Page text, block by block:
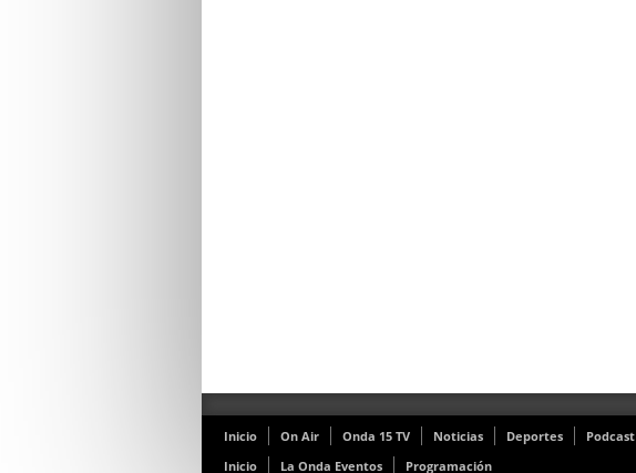
Inicio On Air Onda 15 TV Noticias Deportes Podcast
Inicio
La Onda Eventos Programación